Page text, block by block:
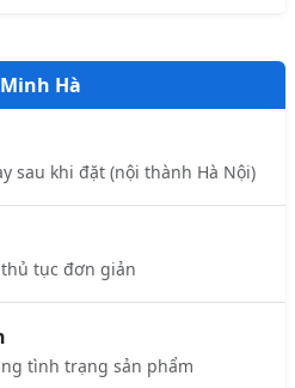
Hà
sau khi đặt (nội thành Hà Nội)
tục đơn giản
tình trạng sản phẩm